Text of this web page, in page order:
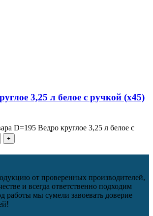
3,25 л белое с ручкой (х45)
D=195 Ведро круглое 3,25 л белое с
от проверенных производителей,
и всегда ответственно подходим
работы мы сумели завоевать доверие